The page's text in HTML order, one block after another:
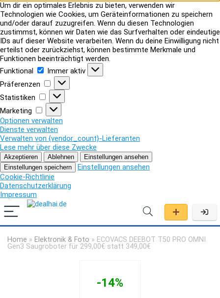
Um dir ein optimales Erlebnis zu bieten, verwenden wir
Technologien wie Cookies, um Geräteinformationen zu speichern
und/oder darauf zuzugreifen. Wenn du diesen Technologien
zustimmst, können wir Daten wie das Surfverhalten oder eindeutige
IDs auf dieser Website verarbeiten. Wenn du deine Einwilligung nicht
erteilst oder zurückziehst, können bestimmte Merkmale und
Funktionen beeinträchtigt werden.
Funktional
Funktional
Immer aktiv
Präferenzen
Präferenzen
Statistiken
Statistiken
Marketing
Marketing
Optionen verwalten
Dienste verwalten
Verwalten von {vendor_count}-Lieferanten
Lese mehr über diese Zwecke
Akzeptieren Ablehnen
Einstellungen ansehen
Einstellungen speichern
Einstellungen ansehen
Cookie-Richtlinie
Datenschutzerklärung
Impressum
Home » Elektronik & Foto » ECOVACS DEEBOT T50 PRO OMNI
Gen3 Saugroboter für 299,00€ statt 349,00€
-14%